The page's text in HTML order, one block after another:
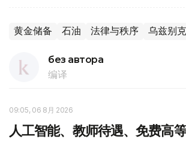
黄金储备 石油 法律与秩序 乌兹别
без автора
编译
09:05, 06 8月 2026
人工智能、教师待遇、免费